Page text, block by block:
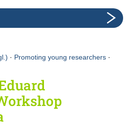
· Promoting young researchers ·